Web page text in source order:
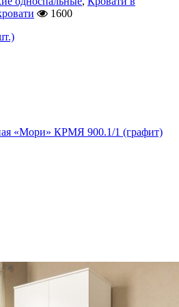
1600
«Мори» КРМЯ 900.1/1 (графит)